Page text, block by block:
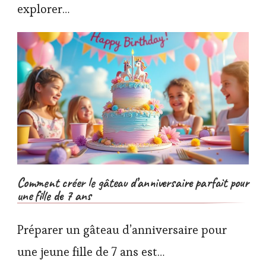
explorer…
Comment créer le gâteau d’anniversaire parfait pour
une fille de 7 ans
Préparer un gâteau d’anniversaire pour
une jeune fille de 7 ans est…